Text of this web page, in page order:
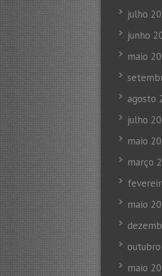
julho
junho
maio
agosto
julho
maio
março
maio
maio